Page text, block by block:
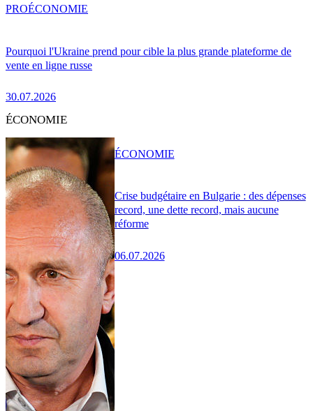
Pourquoi l'Ukraine prend pour cible la plus grande plateforme de
vente en ligne russe
30.07.2026
PROÉCONOMIE
ÉCONOMIE
Crise budgétaire en Bulgarie : des dépenses
record, une dette record, mais aucune
réforme
06.07.2026
ÉCONOMIE